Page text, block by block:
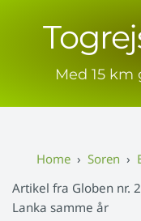
Med 15
Soren
Artikel fra Globen nr.
Lanka samme år